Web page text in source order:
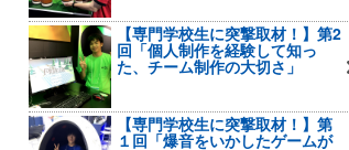
【専門学校生に突撃取材！】第2
回「個人制作を経験して知っ
た、チーム制作の大切さ」
【専門学校生に突撃取材！】第
１回「爆音をいかしたゲームが